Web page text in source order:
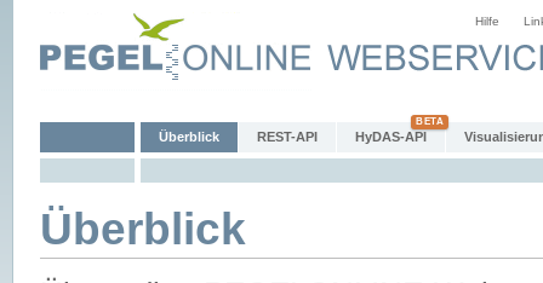
Hilfe
Überblick REST-API HyDAS-API
Überblick